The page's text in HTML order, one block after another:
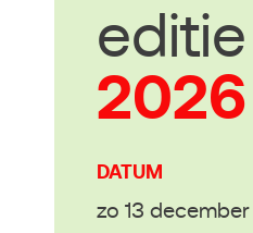
editie
2026
DATUM
zo 13 december